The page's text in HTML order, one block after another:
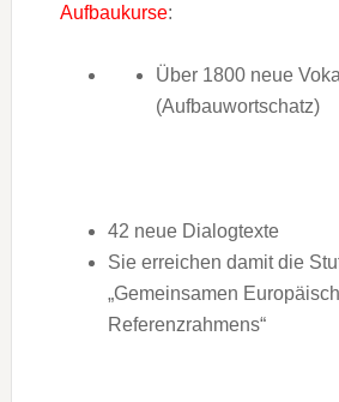
Aufbaukurse:
Über 1800 neue
(Aufbauwortschatz)
42 neue Dialogtexte
Sie erreichen damit die
„Gemeinsamen
Referenzrahmens“